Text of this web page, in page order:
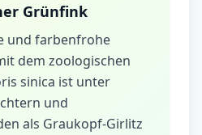
Grünfink
und farbenfrohe
dem zoologischen
sinica ist unter
und
als Graukopf-Girlitz